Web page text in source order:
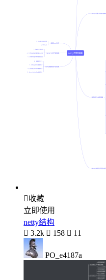
收藏
立即使用
netty结构
 3.2k  158  11
PO_e4187a